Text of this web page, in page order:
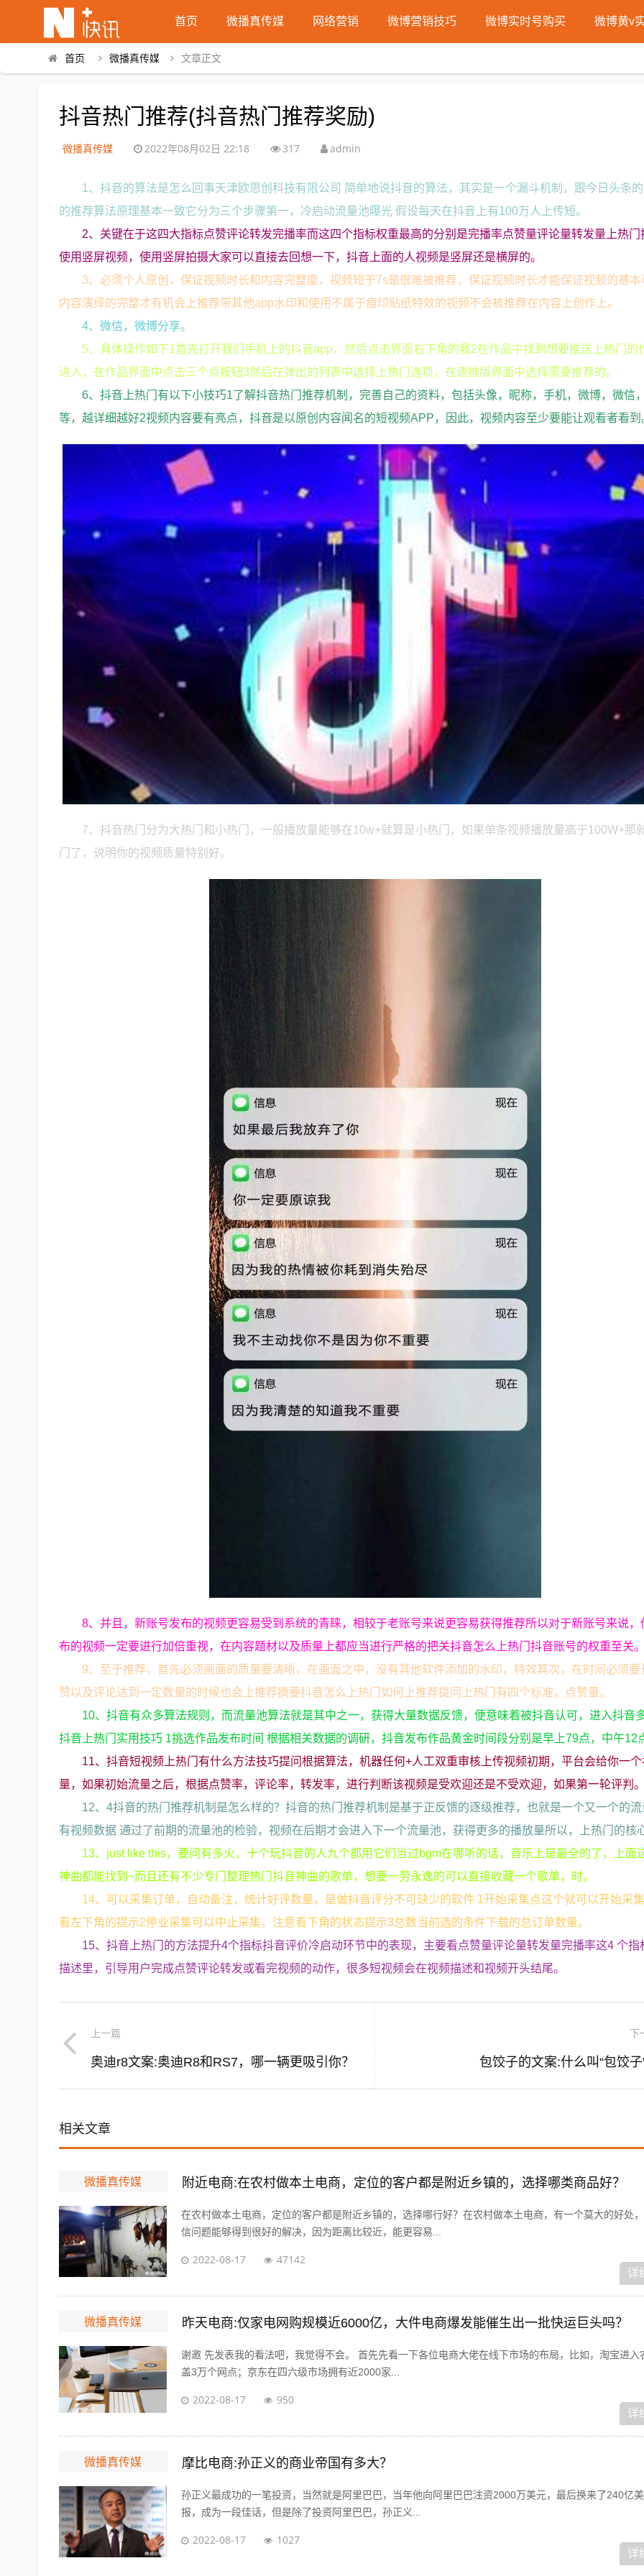
首页 微播真传媒 网络营销 微博营销技巧 微博实时号购买 微博黄v
首页 微播真传媒 文章正文
抖音热门推荐(抖音热门推荐奖励)
微播真传媒 2022年08月02日 22:18 317 admin
1、抖音的算法是怎么回事天津欧思创科技有限公司 简单地说抖音的算法，其实是一个漏斗机制，跟今日头条
的推荐算法原理基本一致它分为三个步骤第一，冷启动流量池曝光 假设每天在抖音上有100万人上传短。
2、关键在于这四大指标点赞评论转发完播率而这四个指标权重最高的分别是完播率点赞量评论量转发量上热门
使用竖屏视频，使用竖屏拍摄大家可以直接去回想一下，抖音上面的人视频是竖屏还是横屏的。
3、必须个人原创，保证视频时长和内容完整度，视频短于7s是很难被推荐，保证视频时长才能保证视频的基本
内容演绎的完整才有机会上推荐带其他app水印和使用不属于痘印贴纸特效的视频不会被推荐在内容上创作上。
4、微信，微博分享。
5、具体操作如下1首先打开我们手机上的抖音app，然后点击界面右下角的我2在作品中找到想要推送上热门的
进入，在作品界面中点击三个点按钮3然后在弹出的列表中选择上热门选项，在速推版界面中选择需要推荐的。
6、抖音上热门有以下小技巧1了解抖音热门推荐机制，完善自己的资料，包括头像，昵称，手机，微博，微信
等，越详细越好2视频内容要有亮点，抖音是以原创内容闻名的短视频APP，因此，视频内容至少要能让观看者看到
7、抖音热门分为大热门和小热门，一般播放量能够在10w+就算是小热门，如果单条视频播放量高于100W+那
门了，说明你的视频质量特别好。
8、并且，新账号发布的视频更容易受到系统的青睐，相较于老账号来说更容易获得推荐所以对于新账号来说，
布的视频一定要进行加倍重视，在内容题材以及质量上都应当进行严格的把关抖音怎么上热门抖音账号的权重至关
9、至于推荐，首先必须画面的质量要清晰，在画面之中，没有其他软件添加的水印，特效其次，在时间必须要
赞以及评论达到一定数量的时候也会上推荐摘要抖音怎么上热门如何上推荐提问上热门有四个标准，点赞量。
10、抖音有众多算法规则，而流量池算法就是其中之一，获得大量数据反馈，便意味着被抖音认可，进入抖音
抖音上热门实用技巧 1挑选作品发布时间 根据相关数据的调研，抖音发布作品黄金时间段分别是早上79点，中午12
11、抖音短视频上热门有什么方法技巧提问根据算法，机器任何+人工双重审核上传视频初期，平台会给你一
量，如果初始流量之后，根据点赞率，评论率，转发率，进行判断该视频是受欢迎还是不受欢迎，如果第一轮评判
12、4抖音的热门推荐机制是怎么样的？抖音的热门推荐机制是基于正反馈的逐级推荐，也就是一个又一个的
有视频数据 通过了前期的流量池的检验，视频在后期才会进入下一个流量池，获得更多的播放量所以，上热门的核
13、just like this，要问有多火，十个玩抖音的人九个都用它们当过bgm在哪听的话，音乐上是最全的了，上面
神曲都能找到~而且还有不少专门整理热门抖音神曲的歌单，想要一劳永逸的可以直接收藏一个歌单，时。
14、可以采集订单，自动备注，统计好评数量，是做抖音评分不可缺少的软件 1开始采集点这个就可以开始采
看左下角的提示2停业采集可以中止采集，注意看下角的状态提示3总数当前选的条件下载的总订单数量。
15、抖音上热门的方法提升4个指标抖音评价冷启动环节中的表现，主要看点赞量评论量转发量完播率这4 个指
描述里，引导用户完成点赞评论转发或看完视频的动作，很多短视频会在视频描述和视频开头结尾。
上一篇
奥迪r8文案:奥迪R8和RS7，哪一辆更吸引你？
下
包饺子的文案:什么叫“包饺子
相关文章
微播真传媒 附近电商:在农村做本土电商，定位的客户都是附近乡镇的，选择哪类商品好？
在农村做本土电商，定位的客户都是附近乡镇的，选择哪行好？在农村做本土电商，有一个莫大的好处
信问题能够得到很好的解决，因为距离比较近，能更容易...
2022-08-17 47142
详
微播真传媒 昨天电商:仅家电网购规模近6000亿，大件电商爆发能催生出一批快运巨头吗？
谢邀 先发表我的看法吧，我觉得不会。 首先先看一下各位电商大佬在线下市场的布局，比如，淘宝进入
盖3万个网点；京东在四六级市场拥有近2000家...
2022-08-17 950
详
微播真传媒 摩比电商:孙正义的商业帝国有多大？
孙正义最成功的一笔投资，当然就是阿里巴巴，当年他向阿里巴巴注资2000万美元，最后换来了240亿
报，成为一段佳话，但是除了投资阿里巴巴，孙正义...
2022-08-17 1027
详